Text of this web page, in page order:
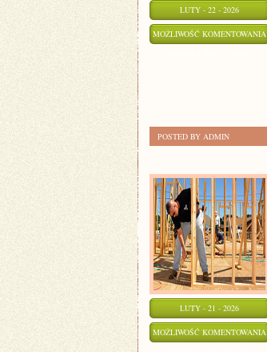
LUTY - 22 - 2026
MOŻLIWOŚĆ KOMENTOWANIA
POSTED BY ADMIN
LUTY - 21 - 2026
MOŻLIWOŚĆ KOMENTOWANIA